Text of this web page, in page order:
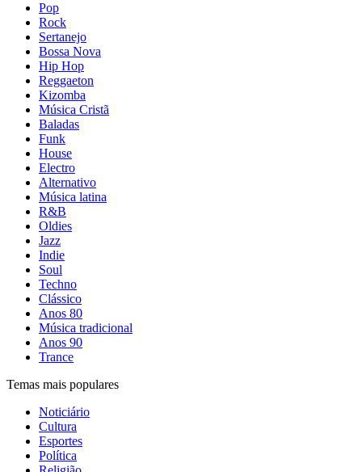
Pop
Rock
Sertanejo
Bossa Nova
Hip Hop
Reggaeton
Kizomba
Música Cristã
Baladas
Funk
House
Electro
Alternativo
Música latina
R&B
Oldies
Jazz
Indie
Soul
Techno
Clássico
Anos 80
Música tradicional
Anos 90
Trance
Temas mais populares
Noticiário
Cultura
Esportes
Política